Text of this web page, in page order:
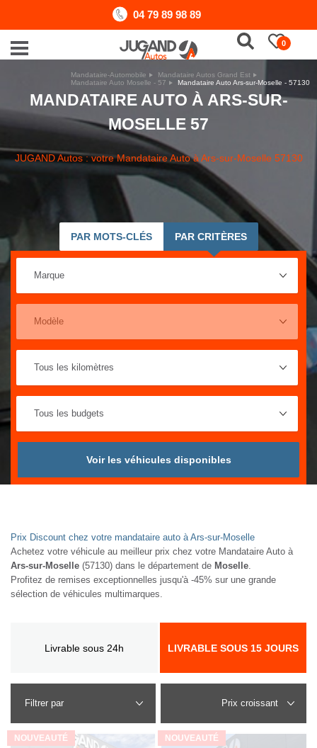
04 79 89 98 89
0
Mandataire-Automobile
Mandataire Autos Grand Est
Mandataire Auto Moselle - 57
Mandataire Auto Ars-sur-Moselle - 57130
MANDATAIRE AUTO À ARS-SUR-
MOSELLE 57
JUGAND Autos : votre Mandataire Auto à Ars-sur-Moselle 57130
PAR MOTS-CLÉS PAR CRITÈRES
Voir les véhicules disponibles
Prix Discount chez votre mandataire auto à Ars-sur-Moselle
Achetez votre véhicule au meilleur prix chez votre Mandataire Auto à
Ars-sur-Moselle (57130) dans le département de Moselle
Profitez de remises exceptionnelles jusqu'à -45% sur une grande
sélection de véhicules multimarques.
Livrable sous 24h LIVRABLE SOUS 15 JOURS
Filtrer par
NOUVEAUTÉ NOUVEAUTÉ